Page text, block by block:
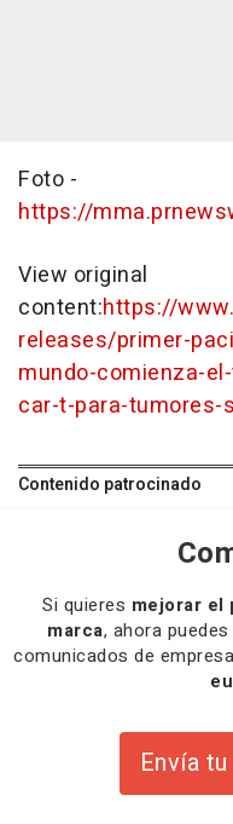
Foto -
https://
View original
content:https://
releases/primer-
mundo-comienza-
car-t-para-tumores-
Contenido patrocinado
Si quieres mejorar el
marca, ahora
comunicados de
Envía